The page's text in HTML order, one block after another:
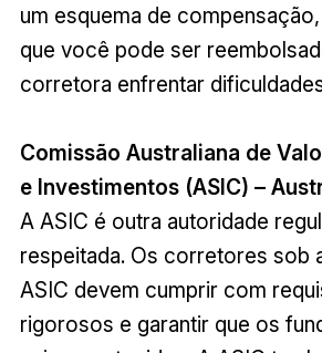
um esquema de
que você pode ser
corretora enfrentar
Comissão Australiana de
e Investimentos (ASIC) –
A ASIC é outra autoridade
respeitada. Os corretores sob
ASIC devem cumprir com
rigorosos e garantir que os